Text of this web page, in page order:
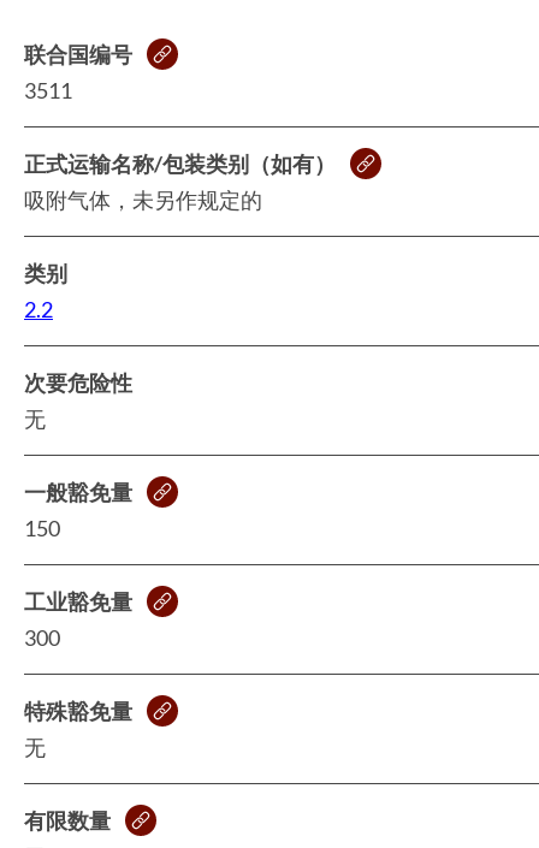
联合国编号
3511
正式运输名称/包装类别（如有）
吸附气体，未另作规定的
类别
2.2
次要危险性
无
一般豁免量
150
工业豁免量
300
特殊豁免量
无
有限数量